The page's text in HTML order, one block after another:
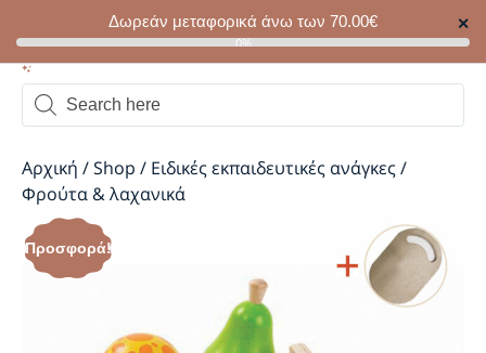
Δωρεάν μεταφορικά άνω των 70.00€ ✕
0%
Αρχική /Shop / Ειδικές εκπαιδευτικές ανάγκες /
Φρούτα & λαχανικά
Προσφορά!